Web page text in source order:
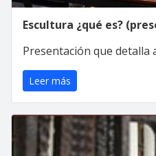
Escultura ¿qué es?
Presentación que detalla
Leer más